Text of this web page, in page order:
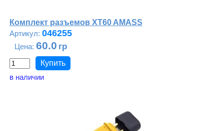
Комплект разъемов XT60 AMASS
046255
60.0
в наличии